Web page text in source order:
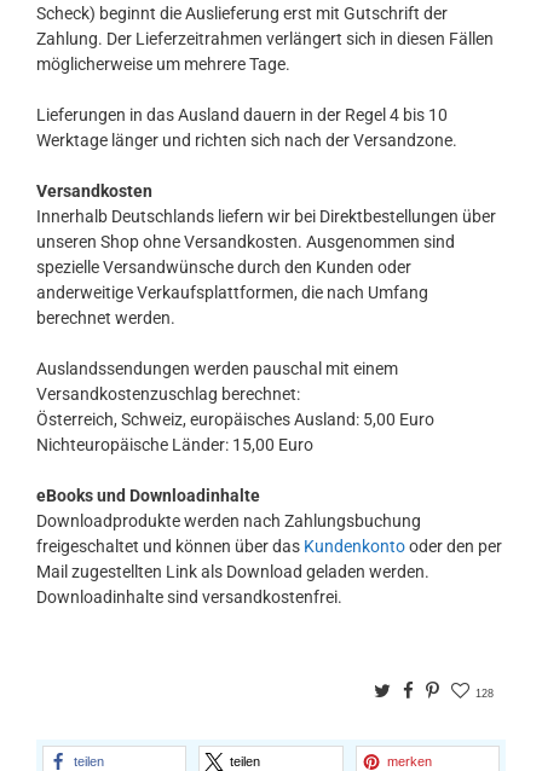
Scheck) beginnt die Auslieferung erst mit Gutschrift der
Zahlung. Der Lieferzeitrahmen verlängert sich in diesen Fällen
möglicherweise um mehrere Tage.
Lieferungen in das Ausland dauern in der Regel 4 bis 10
Werktage länger und richten sich nach der Versandzone.
Versandkosten
Innerhalb Deutschlands liefern wir bei Direktbestellungen über
unseren Shop ohne Versandkosten. Ausgenommen sind
spezielle Versandwünsche durch den Kunden oder
anderweitige Verkaufsplattformen, die nach Umfang
berechnet werden.
Auslandssendungen werden pauschal mit einem
Versandkostenzuschlag berechnet:
Österreich, Schweiz, europäisches Ausland: 5,00 Euro
Nichteuropäische Länder: 15,00 Euro
eBooks und Downloadinhalte
Downloadprodukte werden nach Zahlungsbuchung
freigeschaltet und können über das Kundenkontooder den per
Mail zugestellten Link als Download geladen werden.
Downloadinhalte sind versandkostenfrei.
TwitterFacebook
Pinterest
128
teilen teilen merken